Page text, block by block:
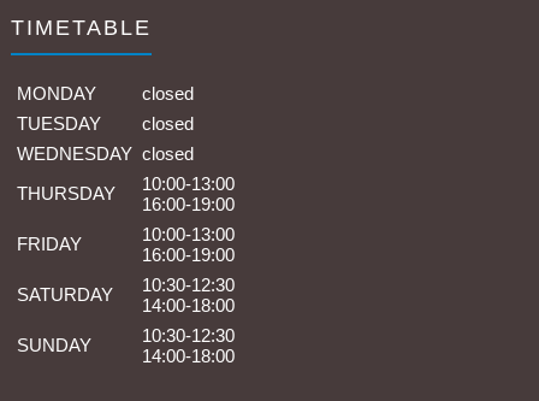
TIMETABLE
MONDAY
closed
TUESDAY
closed
WEDNESDAY closed
THURSDAY
10:00-13:00
16:00-19:00
FRIDAY
10:00-13:00
16:00-19:00
SATURDAY
10:30-12:30
14:00-18:00
SUNDAY
10:30-12:30
14:00-18:00